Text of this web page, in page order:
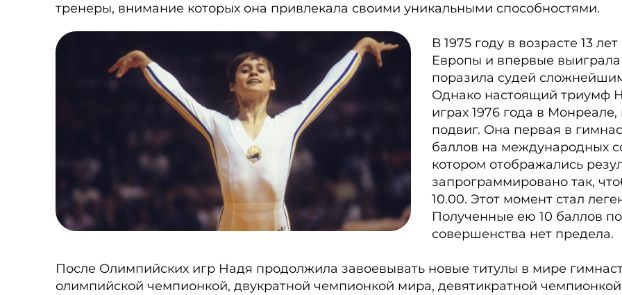
тренеры, внимание которых она привлекала своими уникальными способностями.
В 1975 году в возрасте 13
Европы и впервые
поразила судей
Однако настоящий триумф
играх 1976 года в
подвиг. Она первая в
баллов на международных
котором отображались
запрограммировано так,
10.00. Этот момент стал
Полученные ею 10 баллов
совершенства нет предела.
После Олимпийских игр Надя продолжила завоевывать новые титулы в мире
олимпийской чемпионкой, двукратной чемпионкой мира, девятикратной